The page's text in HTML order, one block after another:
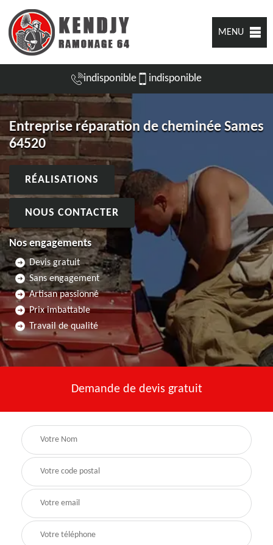
MENU
indisponible indisponible
Entreprise réparation de cheminée Sames
64520
RÉALISATIONS
NOUS CONTACTER
Nos engagements
Devis gratuit
Sans engagement
Artisan passionné
Prix imbattable
Travail de qualité
Demande de devis gratuit